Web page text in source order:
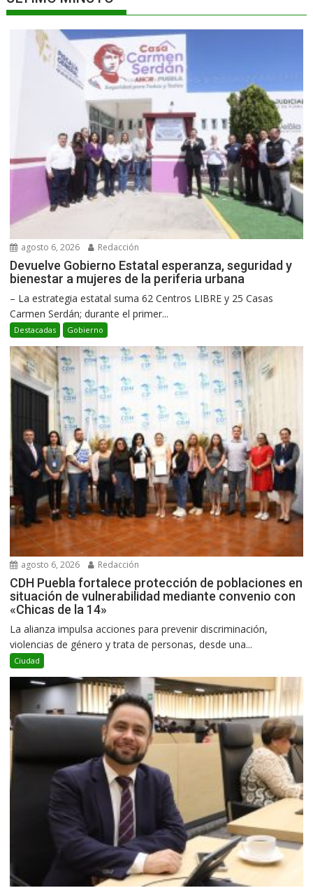
agosto 6, 2026 Redacción
Devuelve Gobierno Estatal esperanza, seguridad y
bienestar a mujeres de la periferia urbana
– La estrategia estatal suma 62 Centros LIBRE y 25 Casas
Carmen Serdán; durante el primer...
Destacadas Gobierno
agosto 6, 2026 Redacción
CDH Puebla fortalece protección de poblaciones en
situación de vulnerabilidad mediante convenio con
«Chicas de la 14»
La alianza impulsa acciones para prevenir discriminación,
violencias de género y trata de personas, desde una...
Ciudad